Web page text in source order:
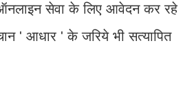
सेवा के लिए आवेदन कर रहे
' आधार ' के जरिये भी सत्यापित